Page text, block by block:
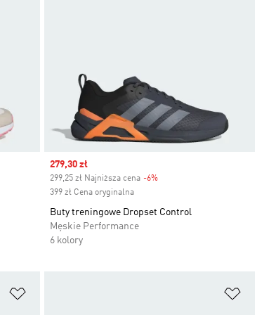
Sale price
279,30 zł
299,25 zł Najniższa cena -6%
399 zł Cena oryginalna
Buty treningowe Dropset Control
Męskie Performance
6 kolory